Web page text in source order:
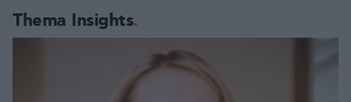
Thema Insights